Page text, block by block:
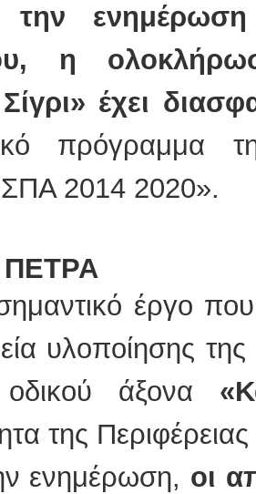
η
έχει
πρόγραμμα
2014 2020».
έργο
υλοποίησης της
άξονα
της
ενημέρωση, οι